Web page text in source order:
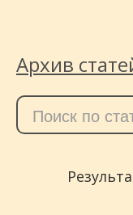
Архив